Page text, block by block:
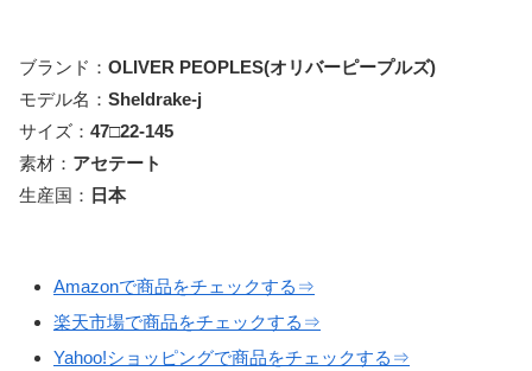
ブランド： OLIVER PEOPLES(オリバーピープルズ)
モデル名： Sheldrake-j
サイズ： 47□22-145
素材： アセテート
生産国： 日本
Amazonで商品をチェックする⇒
楽天市場で商品をチェックする⇒
Yahoo!ショッピングで商品をチェックする⇒